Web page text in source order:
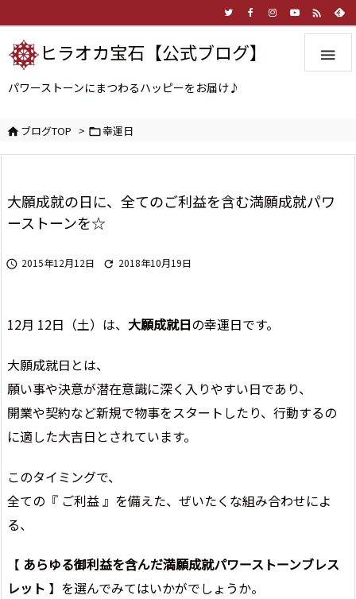


ヒラオカ宝石【公式ブログ】
パワーストーンにまつわるハッピーをお届け♪
ブログTOP > 幸運日
大願成就の日に、全てのご利益を含む満願成就パワ
ーストーンを☆
 2015年12月12日  2018年10月19日
12月 12日（土）は、 大願成就日の幸運日です。
大願成就日とは、
願い事や決意が潜在意識に深く入りやすい日であり、
開業や契約など新規で物事をスタートしたり、行動するの
に適した大吉日とされています。
このタイミングで、
全ての『 ご利益 』を備えた、ぜいたくな組み合わせによ
る、
【 あらゆる御利益を含んだ満願成就パワーストーンブレス
レット 】を選んでみてはいかがでしょうか。